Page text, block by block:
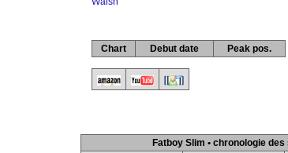
Chart Debut date Peak pos.
Fatboy Slim • chronologie des